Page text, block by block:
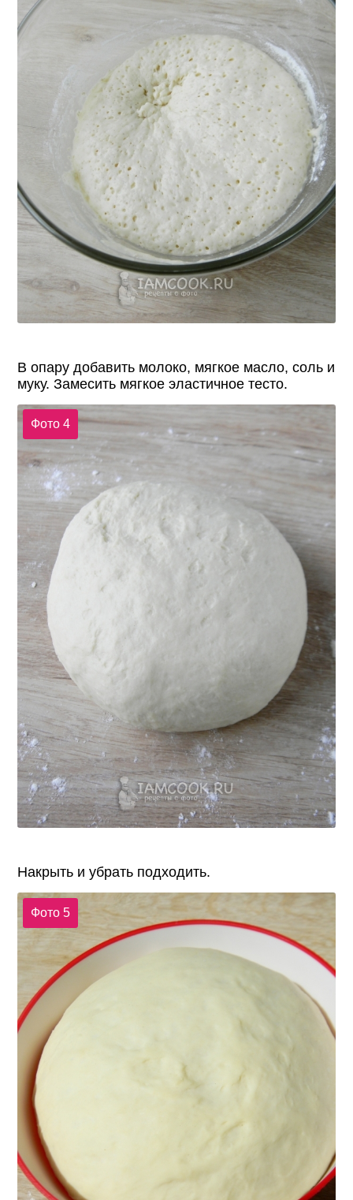
В опару добавить молоко, мягкое масло, соль и
муку. Замесить мягкое эластичное тесто.
Фото 4
Накрыть и убрать подходить.
Фото 5